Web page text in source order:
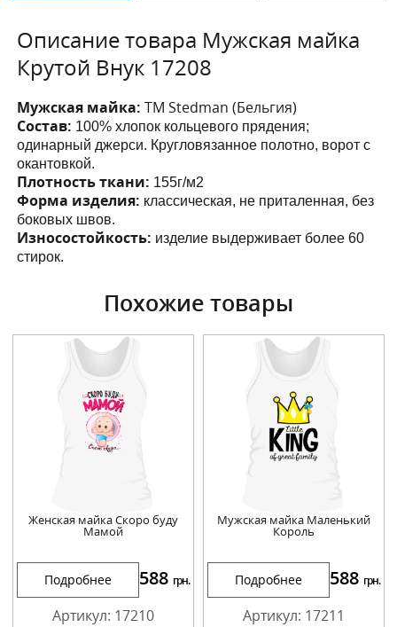
Описание товара Мужская майка
Крутой Внук 17208
Мужская майка:ТМ Stedman (Бельгия)
Состав: 100% хлопок кольцевого прядения;
одинарный джерси. Кругловязанное полотно, ворот с
окантовкой.
Плотность ткани: 155г/м2
Форма изделия: классическая, не приталенная, без
боковых швов.
Износостойкость: изделие выдерживает более 60
стирок.
Похожие товары
Женская майка Скоро буду
Мамой
Подробнее 588 грн.
Артикул: 17210
Мужская майка Маленький
Король
Подробнее 588 грн.
Артикул: 17211